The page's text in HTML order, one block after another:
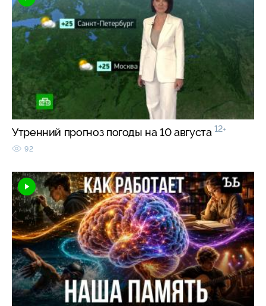
Утренний прогноз погоды на 10 августа 12+
92